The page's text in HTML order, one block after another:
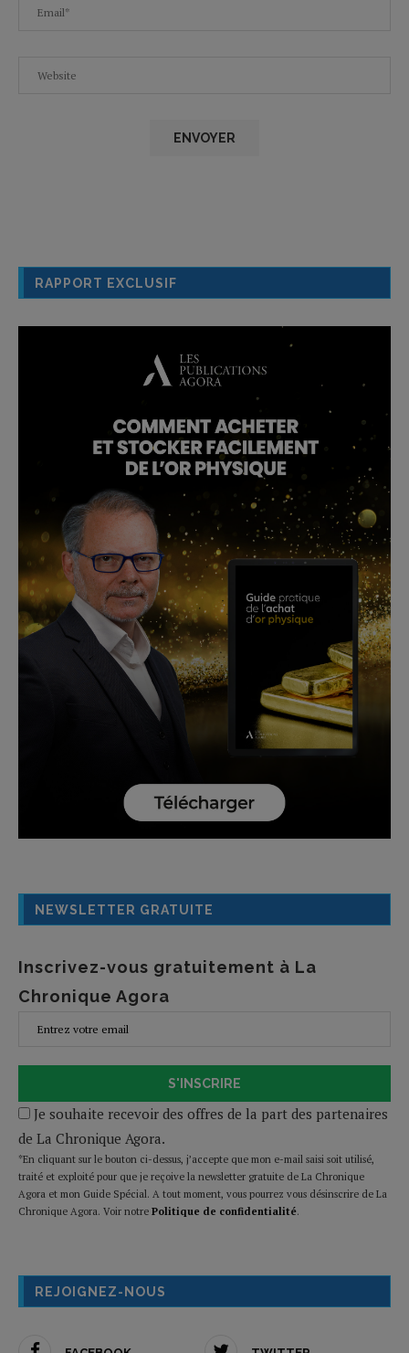
RAPPORT EXCLUSIF
NEWSLETTER GRATUITE
Inscrivez-vous gratuitement à La
Chronique Agora
S'INSCRIRE
Je souhaite recevoir des offres de la part des partenaires
de La Chronique Agora.
*En cliquant sur le bouton ci-dessus, j’accepte que mon e-mail saisi soit utilisé,
traité et exploité pour que je reçoive la newsletter gratuite de La Chronique
Agora et mon Guide Spécial. A tout moment, vous pourrez vous désinscrire de La
Chronique Agora. Voir notre Politique de confidentialité.
REJOIGNEZ-NOUS